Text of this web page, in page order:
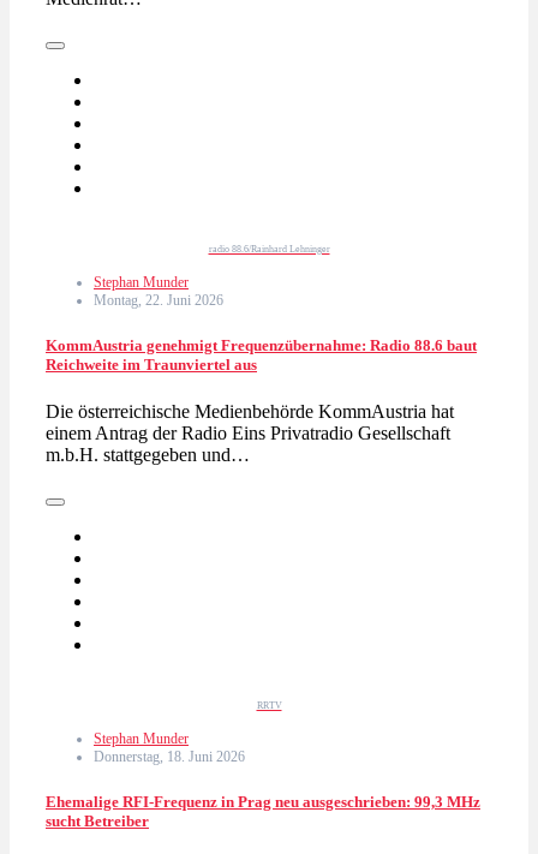
radio 88.6/Rainhard Lehninger
Stephan Munder
Montag, 22. Juni 2026
KommAustria genehmigt Frequenzübernahme: Radio 88.6 baut
Reichweite im Traunviertel aus
Die österreichische Medienbehörde KommAustria hat
einem Antrag der Radio Eins Privatradio Gesellschaft
m.b.H. stattgegeben und…
RRTV
Stephan Munder
Donnerstag, 18. Juni 2026
Ehemalige RFI-Frequenz in Prag neu ausgeschrieben: 99,3 MHz
sucht Betreiber